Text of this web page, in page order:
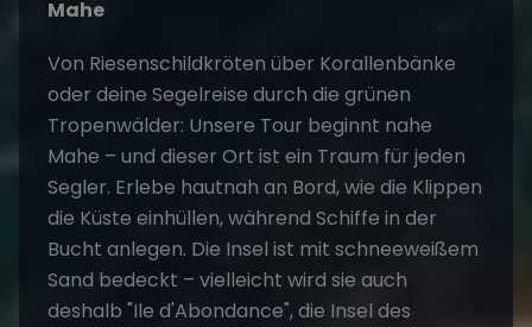
Mahe
Von Riesenschildkröten über Korallenbänke
oder deine Segelreise durch die grünen
Tropenwälder: Unsere Tour beginnt nahe
Mahe – und dieser Ort ist ein Traum für jeden
Segler. Erlebe hautnah an Bord, wie die Klippen
die Küste einhüllen, während Schiffe in der
Bucht anlegen. Die Insel ist mit schneeweißem
Sand bedeckt – vielleicht wird sie auch
deshalb "Ile d'Abondance", die Insel des